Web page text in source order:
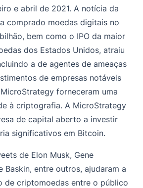
e abril de 2021. A notícia da
comprado moedas digitais no
bem como o IPO da maior
dos Estados Unidos, atraiu
a de agentes de ameaças
de empresas notáveis
forneceram uma
à criptografia. A MicroStrategy
de capital aberto a investir
significativos em Bitcoin.
de Elon Musk, Gene
Baskin, entre outros, ajudaram a
de criptomoedas entre o público